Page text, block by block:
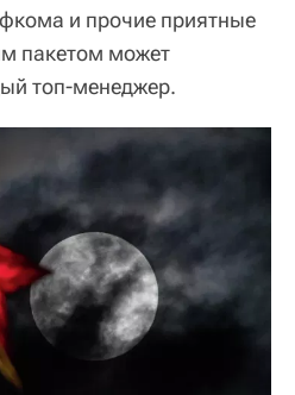
и прочие приятные
пакетом может
топ-менеджер.